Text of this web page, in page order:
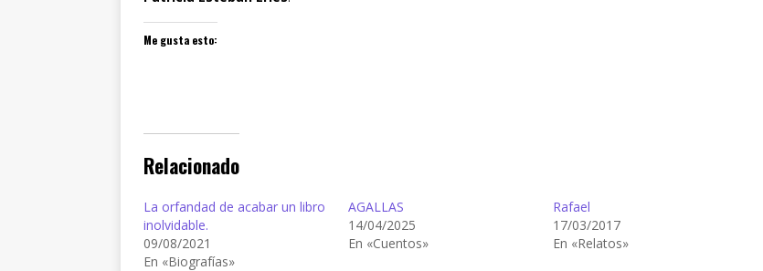
Me gusta esto:
Relacionado
La orfandad de acabar un libro
inolvidable.
09/08/2021
En «Biografías»
AGALLAS
14/04/2025
En «Cuentos»
Rafael
17/03/2017
En «Relatos»